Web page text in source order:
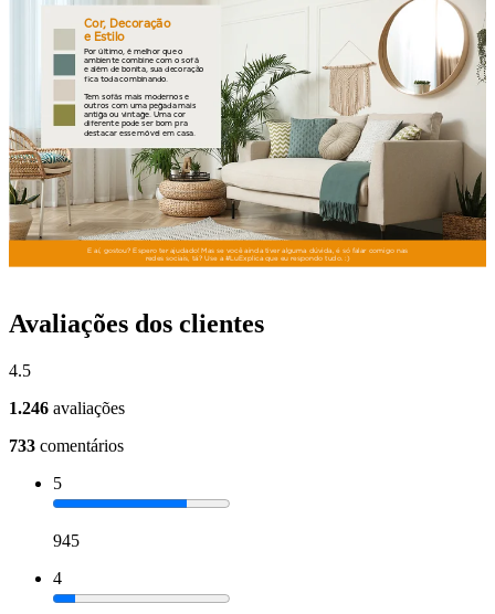
Avaliações dos clientes
4.5
1.246 avaliações
733 comentários
5
945
4